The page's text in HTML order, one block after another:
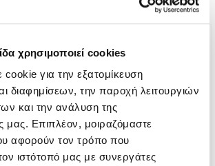
χρησιμοποιεί cookies
cookie για την εξατομίκευση
διαφημίσεων, την παροχή λειτουργιών
και την ανάλυση της
μας. Επιπλέον, μοιραζόμαστε
αφορούν τον τρόπο που
ιστότοπό μας με συνεργάτες